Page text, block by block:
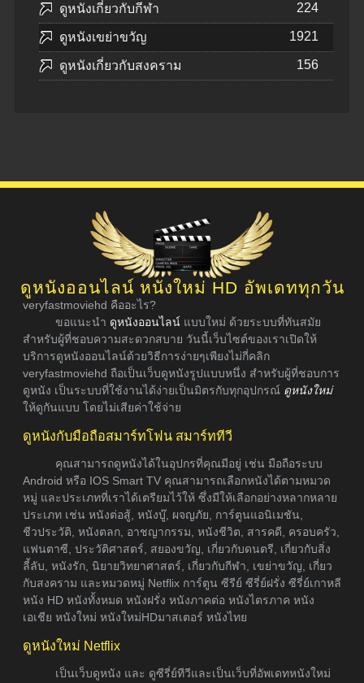
ดูหนังเกี่ยวกับกีฬา 224
ดูหนังเขย่าขวัญ 1921
ดูหนังเกี่ยวกับสงคราม 156
ดูหนังออนไลน์ หนังใหม่ HD อัพเดททุกวัน
veryfastmoviehd คืออะไร?
ขอแนะนำ ดูหนังออนไลน์ แบบใหม่ ด้วยระบบที่ทันสมัย
สำหรับผู้ที่ชอบความสะดวกสบาย วันนี้เว็บไซต์ของเราเปิดให้
บริการดูหนังออนไลน์ด้วยวิธีการง่ายๆเพียงไม่กี่คลิก
veryfastmoviehd ถือเป็นเว็บดูหนังรูปแบบหนึ่ง สำหรับผู้ที่ชอบการ
ดูหนัง เป็นระบบที่ใช้งานได้ง่ายเป็นมิตรกับทุกอุปกรณ์ ดูหนังใหม่
ให้ดูกันแบบ โดยไม่เสียค่าใช้จ่าย
ดูหนังกับมือถือสมาร์ทโฟน สมาร์ททีวี
คุณสามารถดูหนังได้ในอุปกรที่คุณมีอยู่ เช่น มือถือระบบ
Android หรือ IOS Smart TV คุณสามารถเลือกหนังได้ตามหมวด
หมู่ และประเภทที่เราได้เตรียมไว้ให้ ซึ่งมีให้เลือกอย่างหลากหลาย
ประเภท เช่น หนังต่อสู้, หนังบู๊, ผจญภัย, การ์ตูนแอนิเมชัน,
ชีวประวัติ, หนังตลก, อาชญากรรม, หนังชีวิต, สารคดี, ครอบครัว,
แฟนตาซี, ประวัติศาสตร์, สยองขวัญ, เกี่ยวกับดนตรี, เกี่ยวกับสิ่ง
ลี้ลับ, หนังรัก, นิยายวิทยาศาสตร์, เกี่ยวกับกีฬา, เขย่าขวัญ, เกี่ยว
กับสงคราม และหมวดหมู่ Netflix การ์ตูน ซีรีย์ ซีรี่ย์ฝรั่ง ซีรี่ย์เกาหลี
หนัง HD หนังทั้งหมด หนังฝรั่ง หนังภาคต่อ หนังไตรภาค หนัง
เอเชีย หนังใหม่ หนังใหม่HDมาสเตอร์ หนังไทย
ดูหนังใหม่ Netflix
เป็นเว็บดูหนัง และ ดูซีรี่ย์ทีวีและเป็นเว็บที่อัพเดทหนังใหม่